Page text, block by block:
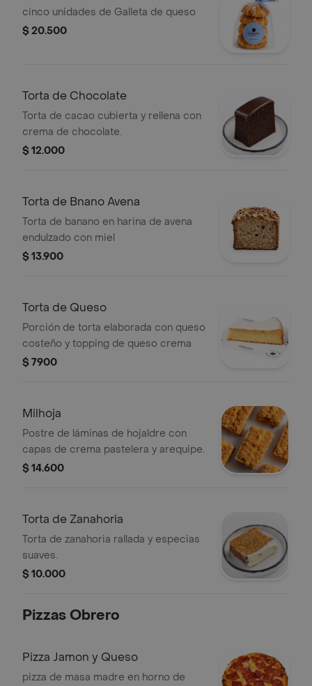
cinco unidades de Galleta de queso
$ 20.500
Torta de Chocolate
Torta de cacao cubierta y rellena con
crema de chocolate.
$ 12.000
Torta de Bnano Avena
Torta de banano en harina de avena
endulzado con miel
$ 13.900
Torta de Queso
Porción de torta elaborada con queso
costeño y topping de queso crema
$ 7900
Milhoja
Postre de láminas de hojaldre con
capas de crema pastelera y arequipe.
$ 14.600
Torta de Zanahoria
Torta de zanahoria rallada y especias
suaves.
$ 10.000
Pizzas Obrero
Pizza Jamon y Queso
pizza de masa madre en horno de